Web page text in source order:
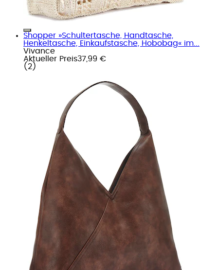
Shopper »Schultertasche, Handtasche,
Henkeltasche, Einkaufstasche, Hobobag« im...
Vivance
Aktueller Preis37,99 €
( 2 )